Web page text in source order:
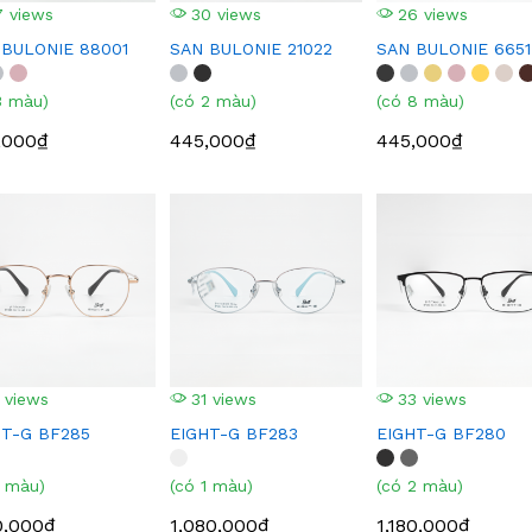
views
88001
màu)
30 views
SAN BULONIE 21022
(có 2 màu)
445,000₫
26 views
SAN BULONIE 6651
(có 8 màu)
445,000₫
G BF285
màu)
31 views
EIGHT-G BF283
(có 1 màu)
1,080,000₫
33 views
EIGHT-G BF280
(có 2 màu)
1,180,000₫